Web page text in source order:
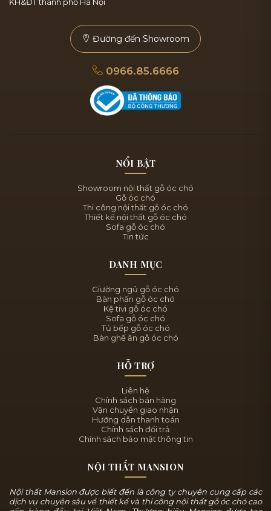
Đường đến Showroom
0966.85.6666
NỔI BẬT
Showroom nội thất gỗ óc chó
Gỗ óc chó
Thi công nội thất gỗ óc chó
Thiết kế nội thất gỗ óc chó
Sofa gỗ óc chó
Tin tức
DANH MỤC
Giường ngủ gỗ óc chó
Bàn phấn gỗ óc chó
Kệ tivi gỗ óc chó
Sofa gỗ óc chó
Tủ bếp gỗ óc chó
Bàn ghế ăn gỗ óc chó
HỖ TRỢ
Liên hệ
Chính sách bán hàng
Vận chuyển giao nhận
Hướng dẫn thanh toán
Chính sách đổi trả
Chính sách bảo mật thông tin
NỘI THẤT MANSION
Nội thất Mansion được biết đến là công ty chuyên cung cấp các
dịch vụ chuyên sâu về thiết kế và thi công nội thất gỗ óc chó cao